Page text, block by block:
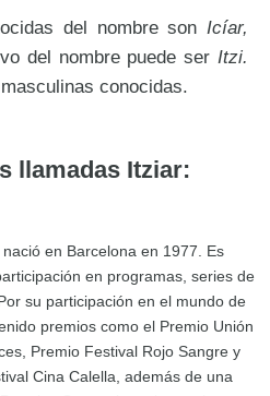
del nombre son Icíar,
del nombre puede serItzi.
conocidas.
llamadas Itziar:
nació en Barcelona en 1977. Es
en programas, series de
su participación en el mundo de
premios como el Premio Unión
Premio Festival Rojo Sangre y
Cina Calella, además de una